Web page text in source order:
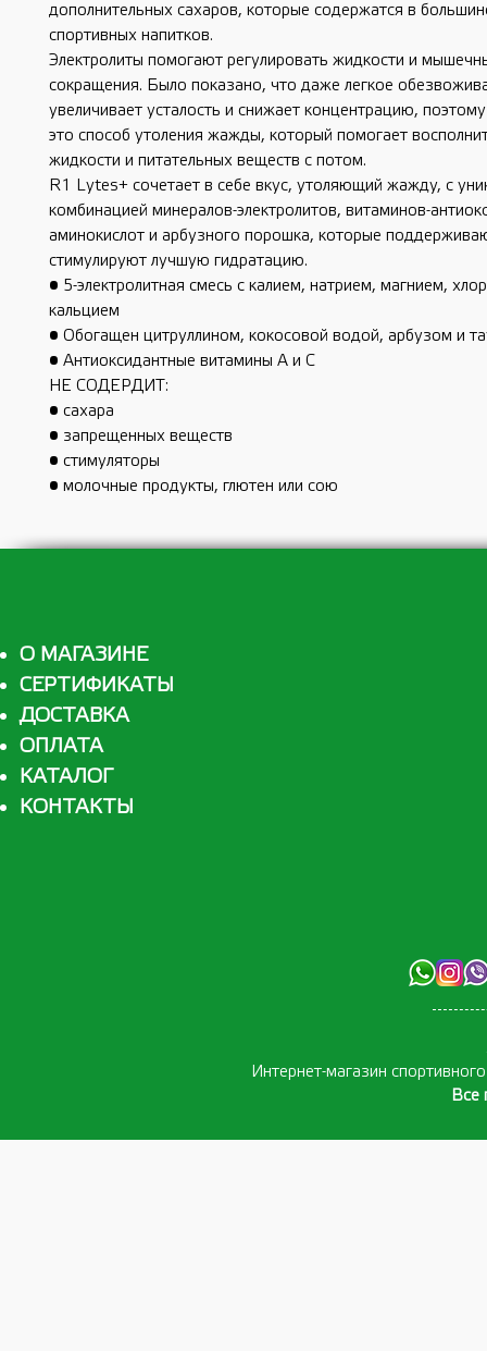
дополнительных сахаров, которые содержатся в
спортивных напитков.
Электролиты помогают регулировать жидкости и
сокращения. Было показано, что даже легкое
увеличивает усталость и снижает концентрацию,
это способ утоления жажды, который помогает
жидкости и питательных веществ с потом.
R1 Lytes+ сочетает в себе вкус, утоляющий жажду, с
комбинацией минералов-электролитов, витаминов-
аминокислот и арбузного порошка, которые
стимулируют лучшую гидратацию.
• 5-электролитная смесь с калием, натрием, магнием,
кальцием
• Обогащен цитруллином, кокосовой водой, арбузом и
• Антиоксидантные витамины А и С
НЕ СОДЕРДИТ:
• сахара
• запрещенных веществ
• стимуляторы
• молочные продукты, глютен или сою
О МАГАЗИНЕ
СЕРТИФИКАТЫ
ДОСТАВКА
ОПЛАТА
КАТАЛОГ
КОНТАКТЫ
Интернет-магазин
Все